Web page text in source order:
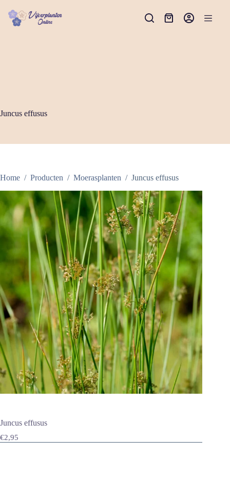
naar
Winkelwagen
Juncus effusus
Home / Producten / Moerasplanten / Juncus effusus
Juncus effusus
€2,95